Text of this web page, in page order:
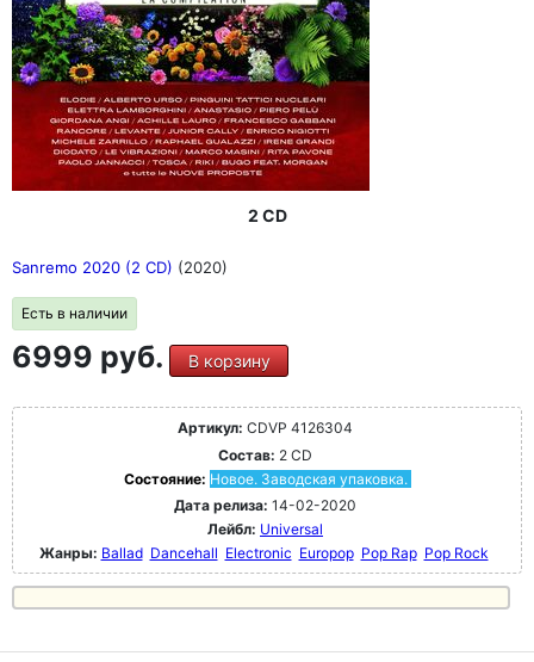
2 CD
Sanremo 2020 (2 CD) (2020)
Есть в наличии
6999 руб. В корзину
Артикул: CDVP 4126304
Состав: 2 CD
Состояние: Новое. Заводская упаковка.
Дата релиза: 14-02-2020
Лейбл: Universal
Жанры: Ballad Dancehall Electronic Europop Pop Rap Pop Rock